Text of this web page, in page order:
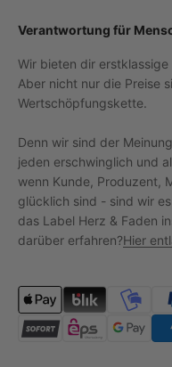
Verantwortung für
Wir bieten dir
Aber nicht nur die Preise
Wertschöpfungskette.
Denn wir sind der
jeden erschwinglich und
wenn Kunde, Produzent,
glücklich sind - sind wir
das Label Herz & Faden
darüber erfahren?Hier